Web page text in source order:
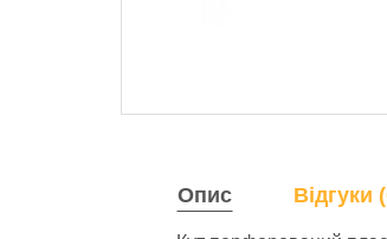
Опис Відгуки